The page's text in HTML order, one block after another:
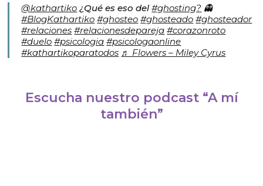
@kathartiko ¿Qué es eso del#ghosting? 👻
#BlogKathartiko #ghosteo #ghosteado #ghosteador
#relaciones #relacionesdepareja #corazonroto
#duelo #psicologia #psicologaonline
#kathartikoparatodos ♬ Flowers – Miley Cyrus
Escucha nuestro podcast “A mí
también”